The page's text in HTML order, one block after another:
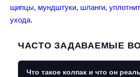
щипцы, мундштуки, шланги,
ухода.
ЧАСТО ЗАДАВАЕМЫЕ
Что такое колпак и что он